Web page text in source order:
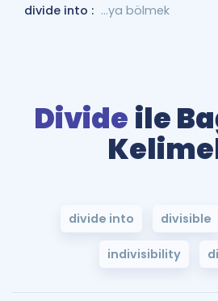
divide into : …ya bölmek
Divide ile
divide into divisible
indivisibility